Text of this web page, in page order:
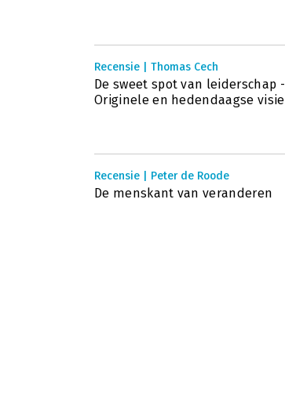
Recensie | Thomas Cech
De sweet spot van leiderschap -
Originele en hedendaagse visie
Recensie | Peter de Roode
De menskant van veranderen